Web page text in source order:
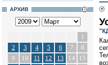
АРХИВ
1
2
3 4 5 6 7
8
9
10 11 12 13 14
15